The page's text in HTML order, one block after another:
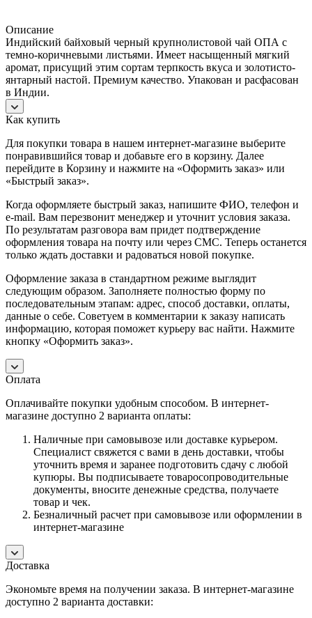
Описание
Индийский байховый черный крупнолистовой чай ОПА с
темно-коричневыми листьями. Имеет насыщенный мягкий
аромат, присущий этим сортам терпкость вкуса и золотисто-
янтарный настой. Премиум качество. Упакован и расфасован
в Индии.
Как купить
Для покупки товара в нашем интернет-магазине выберите
понравившийся товар и добавьте его в корзину. Далее
перейдите в Корзину и нажмите на «Оформить заказ» или
«Быстрый заказ».
Когда оформляете быстрый заказ, напишите ФИО, телефон и
e-mail. Вам перезвонит менеджер и уточнит условия заказа.
По результатам разговора вам придет подтверждение
оформления товара на почту или через СМС. Теперь останется
только ждать доставки и радоваться новой покупке.
Оформление заказа в стандартном режиме выглядит
следующим образом. Заполняете полностью форму по
последовательным этапам: адрес, способ доставки, оплаты,
данные о себе. Советуем в комментарии к заказу написать
информацию, которая поможет курьеру вас найти. Нажмите
кнопку «Оформить заказ».
Оплата
Оплачивайте покупки удобным способом. В интернет-
магазине доступно 2 варианта оплаты:
Наличные при самовывозе или доставке курьером.
Специалист свяжется с вами в день доставки, чтобы
уточнить время и заранее подготовить сдачу с любой
купюры. Вы подписываете товаросопроводительные
документы, вносите денежные средства, получаете
товар и чек.
Безналичный расчет при самовывозе или оформлении в
интернет-магазине
Доставка
Экономьте время на получении заказа. В интернет-магазине
доступно 2 варианта доставки: